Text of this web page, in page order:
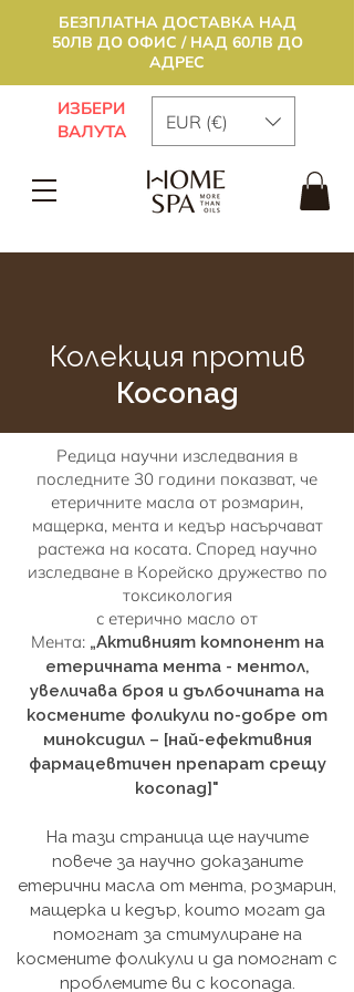
БЕЗПЛАТНА ДОСТАВКА НАД
50ЛВ ДО ОФИС / НАД 60ЛВ ДО
АДРЕС
ИЗБЕРИ
ВАЛУТА
EUR (€)
Колекция против
Косопад
Редица научни изследвания в
последните 30 години показват, че
етеричните масла от розмарин,
мащерка, мента и кедър насърчават
растежа на косата. Според научно
изследване в Корейско дружество по
токсикология
с етерично масло от
Мента: „Активният компонент на
етеричната мента - ментол,
увеличава броя и дълбочината на
космените фоликули по-добре от
миноксидил – [най-ефективния
фармацевтичен препарат срещу
косопад]"
На тази страница ще научите
повече за научно доказаните
етерични масла от мента, розмарин,
мащерка и кедър, които могат да
помогнат за стимулиране на
космените фоликули и да помогнат с
проблемите ви с косопада.